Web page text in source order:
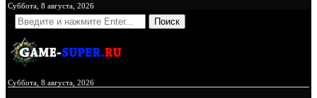
Суббота, 8 августа, 2026
Поиск
Суббота, 8 августа, 2026